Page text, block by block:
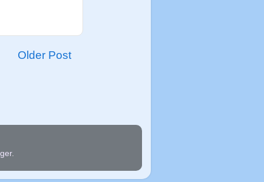
Older Post
.